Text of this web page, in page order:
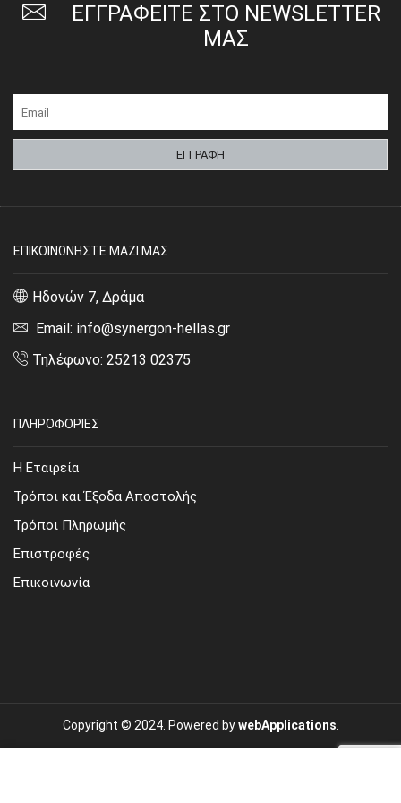
ΕΓΓΡΑΦΕΙΤΕ ΣΤΟ NEWSLETTER
ΜΑΣ
ΕΠΙΚΟΙΝΩΝΗΣΤΕ ΜΑΖΙ ΜΑΣ
Ηδονών 7, Δράμα
Email: info@synergon-hellas.gr
Τηλέφωνο: 25213 02375
ΠΛΗΡΟΦΟΡΙΕΣ
Η Εταιρεία
Τρόποι και Έξοδα Αποστολής
Τρόποι Πληρωμής
Επιστροφές
Επικοινωνία
Copyright © 2024. Powered bywebApplications.